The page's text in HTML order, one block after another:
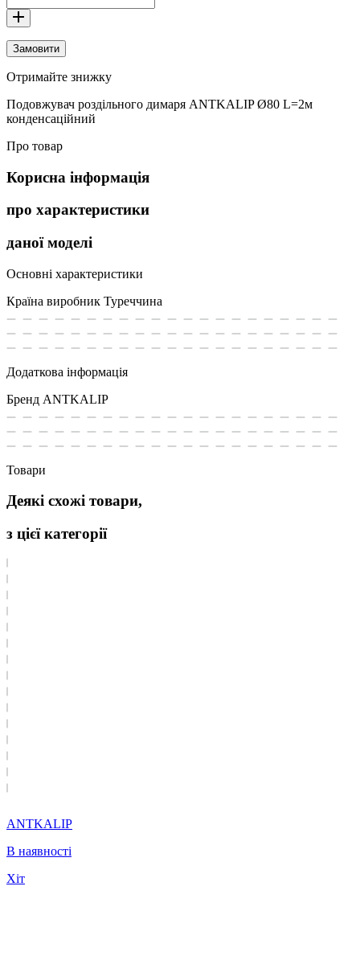
Замовити
Отримайте знижку
Подовжувач роздільного димаря ANTKALIP Ø80 L=2м
конденсаційний
Про товар
Корисна інформація
про характеристики
даної моделі
Основні характеристики
Країна виробник Туреччина
Додаткова інформація
Бренд ANTKALIP
Товари
Деякі схожі товари,
з цієї категорії
ANTKALIP
В наявності
Хіт